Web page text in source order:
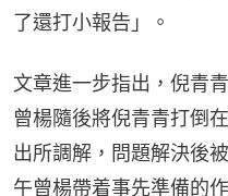
了還打小報告」。
文章進一步指出，倪青
曾楊隨後將倪青青打倒
出所調解，問題解決後
午曾楊帶着事先準備的